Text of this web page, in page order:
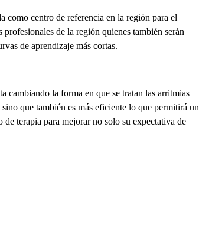
como centro de referencia en la región para el
de la región quienes también serán
de aprendizaje más cortas.
cambiando la forma en que se tratan las arritmias
que también es más eficiente lo que permitirá un
terapia para mejorar no solo su expectativa de